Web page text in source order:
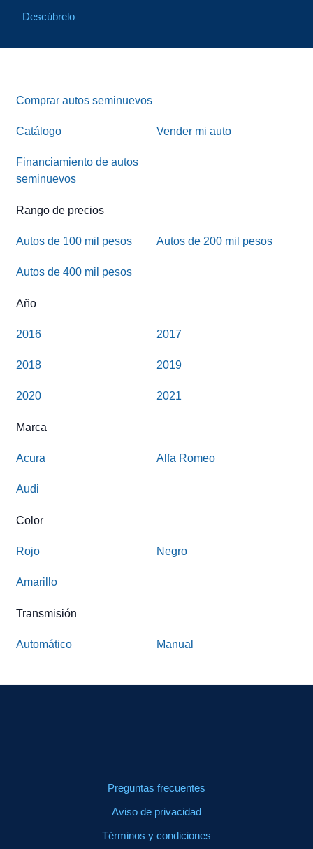
Descúbrelo
Comprar autos seminuevos
Catálogo Vender mi auto
Financiamiento de autos
seminuevos
Rango de precios
Autos de 100 mil pesos Autos de 200 mil pesos
Autos de 400 mil pesos
Año
2016 2017
2018 2019
2020 2021
Marca
Acura Alfa Romeo
Audi
Color
Rojo Negro
Amarillo
Transmisión
Automático Manual
Preguntas frecuentes
Aviso de privacidad
Términos y condiciones